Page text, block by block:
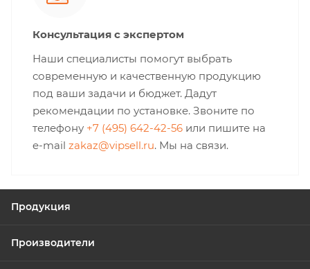
Консультация с экспертом
Наши специалисты помогут выбрать
современную и качественную продукцию
под ваши задачи и бюджет. Дадут
рекомендации по установке. Звоните по
телефону +7 (495) 642-42-56 или пишите на
e-mail zakaz@vipsell.ru. Мы на связи.
Продукция
Производители